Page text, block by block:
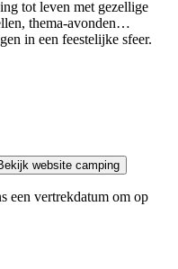
tot leven met gezellige
thema-avonden…
in een feestelijke sfeer.
website camping
een vertrekdatum om op